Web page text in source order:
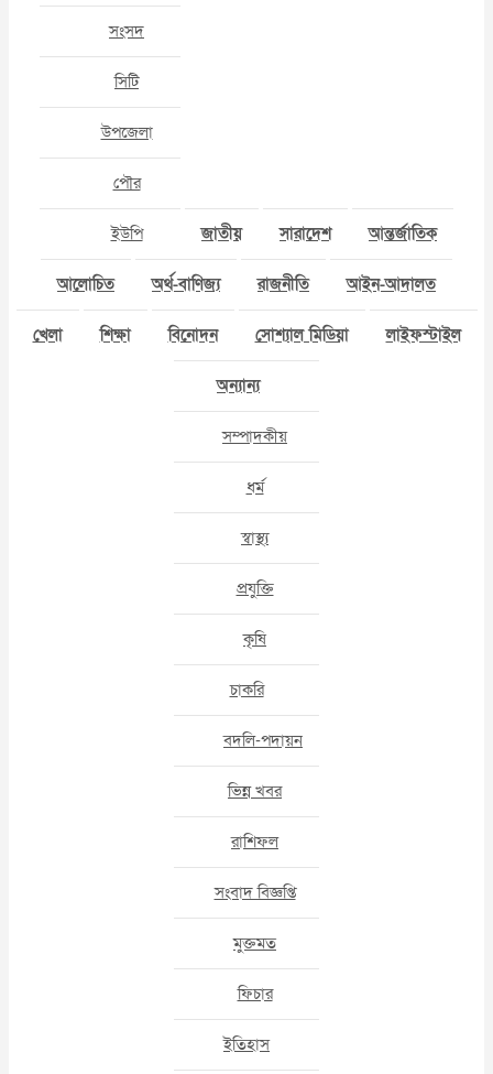
সংসদ
সিটি
উপজেলা
পৌর
ইউপি জাতীয় সারাদেশ আন্তর্জাতিক
আলোচিত অর্থ-বাণিজ্য রাজনীতি আইন-আদালত
খেলা শিক্ষা বিনোদন সোশ্যাল মিডিয়া লাইফস্টাইল
অন্যান্য
সম্পাদকীয়
ধর্ম
স্বাস্থ্য
প্রযুক্তি
কৃষি
চাকরি
বদলি-পদায়ন
ভিন্ন খবর
রাশিফল
সংবাদ বিজ্ঞপ্তি
মুক্তমত
ফিচার
ইতিহাস